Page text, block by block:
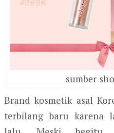
sumber
Brand kosmetik asal
terbilang baru karena